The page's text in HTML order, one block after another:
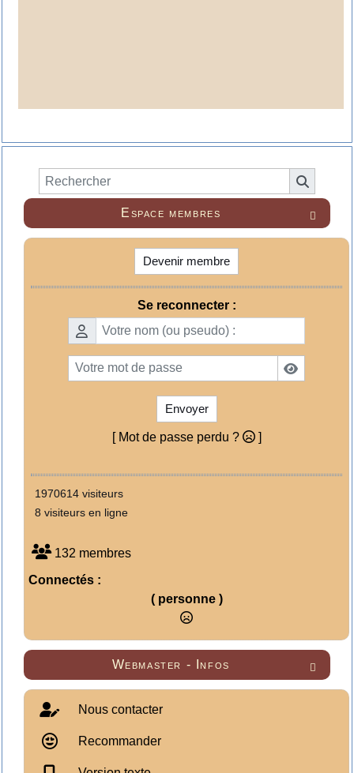

Espace membres
Devenir membre
Se reconnecter :
Envoyer
[ Mot de passe perdu ? ]
1970614 visiteurs
8 visiteurs en ligne
132 membres
Connectés :
( personne )

Webmaster - Infos
Nous contacter
Recommander